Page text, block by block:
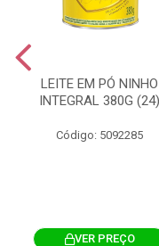
LEITE EM PÓ NINHO
INTEGRAL 380G (24)
Código: 5092285
VER PREÇO